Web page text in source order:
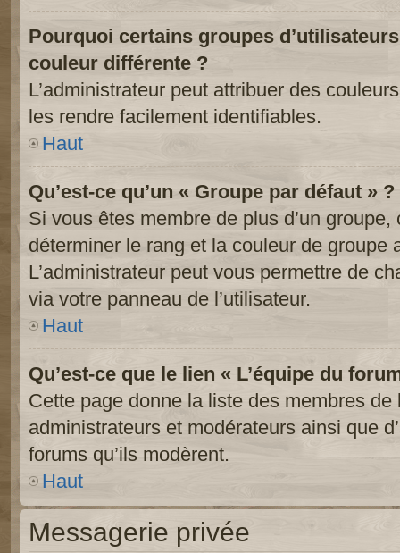
Pourquoi certains groupes
couleur différente ?
L’administrateur peut attribuer des
les rendre facilement identifiables.
Haut
Qu’est-ce qu’un « Groupe par défaut » ?
Si vous êtes membre de plus d’un
déterminer le rang et la couleur de groupe
L’administrateur peut vous permettre de
via votre panneau de l’utilisateur.
Haut
Qu’est-ce que le lien « L’équipe du
Cette page donne la liste des membres de
administrateurs et modérateurs ainsi que
forums qu’ils modèrent.
Haut
Messagerie privée